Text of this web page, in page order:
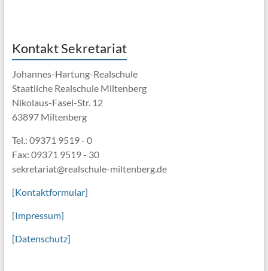
Kontakt Sekretariat
Johannes-Hartung-Realschule
Staatliche Realschule Miltenberg
Nikolaus-Fasel-Str. 12
63897 Miltenberg
Tel.: 09371 9519 - 0
Fax: 09371 9519 - 30
sekretariat@realschule-miltenberg.de
[Kontaktformular]
[Impressum]
[Datenschutz]